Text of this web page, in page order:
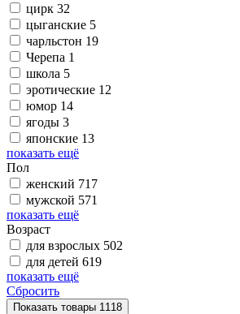
цирк 32
цыганские 5
чарльстон 19
Черепа 1
школа 5
эротические 12
юмор 14
ягоды 3
японские 13
показать ещё
Пол
женский 717
мужской 571
показать ещё
Возраст
для взрослых 502
для детей 619
показать ещё
Сбросить
Показать товары 1118